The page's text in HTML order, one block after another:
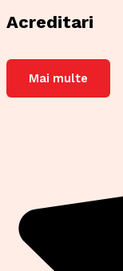
Acreditari
Mai multe